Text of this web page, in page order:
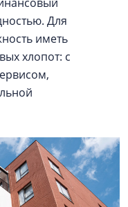
Для
иметь
хлопот: с